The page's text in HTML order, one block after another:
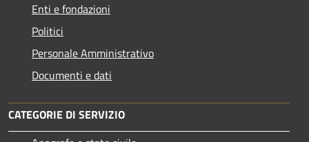
Enti e fondazioni
Politici
Personale Amministrativo
Documenti e dati
CATEGORIE DI SERVIZIO